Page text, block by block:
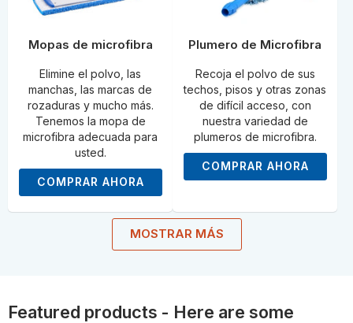
Mopas de microfibra
Elimine el polvo, las
manchas, las marcas de
rozaduras y mucho más.
Tenemos la mopa de
microfibra adecuada para
usted.
COMPRAR AHORA
Plumero de Microfibra
Recoja el polvo de sus
techos, pisos y otras zonas
de difícil acceso, con
nuestra variedad de
plumeros de microfibra.
COMPRAR AHORA
MOSTRAR MÁS
Featured products - Here are some